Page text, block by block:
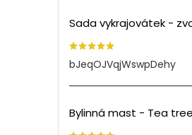
bJeqOJVqjWswpDehy